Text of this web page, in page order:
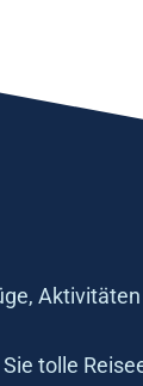
Aktivitäten
tolle